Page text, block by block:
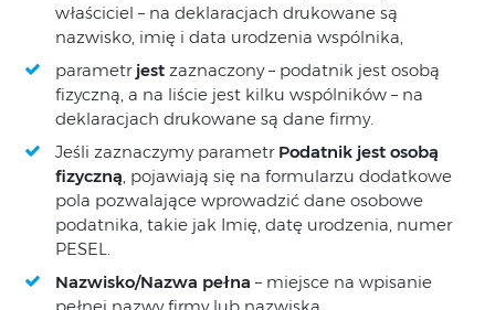
właściciel – na deklaracjach drukowane są
nazwisko, imię i data urodzenia wspólnika,
parametr jest zaznaczony – podatnik jest osobą
fizyczną, a na liście jest kilku wspólników – na
deklaracjach drukowane są dane firmy.
Jeśli zaznaczymy parametr Podatnik jest osobą
fizyczną, pojawiają się na formularzu dodatkowe
pola pozwalające wprowadzić dane osobowe
podatnika, takie jak Imię, datę urodzenia, numer
PESEL.
Nazwisko/Nazwa pełna – miejsce na wpisanie